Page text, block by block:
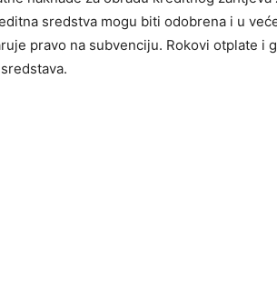
sredstva mogu biti odobrena i u
pravo na subvenciju. Rokovi otplate i